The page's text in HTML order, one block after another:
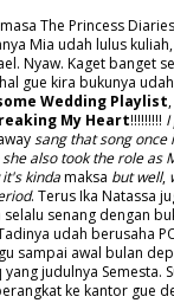
The Princess
Mia udah lulus
Nyaw. Kaget banget
gue kira bukunya
Wedding Playlist,
My Heart!!!!!!!!! I
sang that song once
also took the role as
it's kindamaksa but well,
. Terus Ika Natassa
selalu senang dengan
udah berusaha
sampai awal bulan
yang judulnya Semesta.
ke kantor gue